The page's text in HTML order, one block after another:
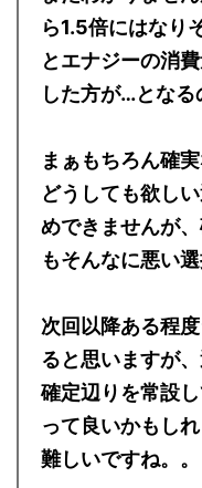
まだわかりませ
ら1.5倍にはなり
とエナジーの消
まぁもちろん確
どうしても欲し
めできませんが
次回以降ある程
ると思いますが
確定辺りを常設
って良いかもし